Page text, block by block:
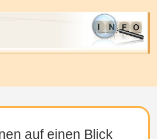
auf einen Blick